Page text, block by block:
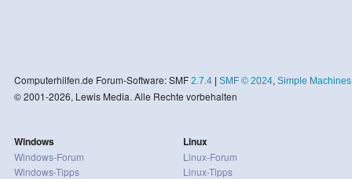
Computerhilfen.de Forum-Software: SMF 2.7.4| SMF © 2024, Simple Machines
© 2001-2026, Lewis Media. Alle Rechte vorbehalten
Windows
Windows-Forum
Windows-Tipps
Linux
Linux-Forum
Linux-Tipps